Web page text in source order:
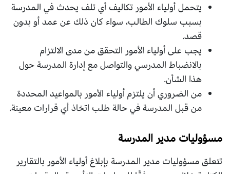
يتحمل أولياء الأمور تكاليف أي تلف يحدث في المدرسة
بسبب سلوك الطالب، سواء كان ذلك عن عمد أو بدون
قصد.
يجب على أولياء الأمور التحقق من مدى الالتزام
بالانضباط المدرسي والتواصل مع إدارة المدرسة حول
هذا الشأن.
من الضروري أن يلتزم أولياء الأمور بالمواعيد المحددة
من قبل المدرسة في حالة طلب اتخاذ أي قرارات معينة.
مسؤوليات مدير المدرسة
تتعلق مسؤوليات مدير المدرسة بإبلاغ أولياء الأمور بالتقارير